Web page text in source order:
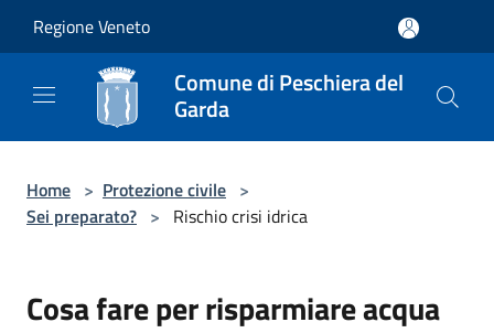
Regione Veneto
Comune di Peschiera del
Garda
Home > Protezione civile >
Sei preparato? > Rischio crisi idrica
Cosa fare per risparmiare acqua